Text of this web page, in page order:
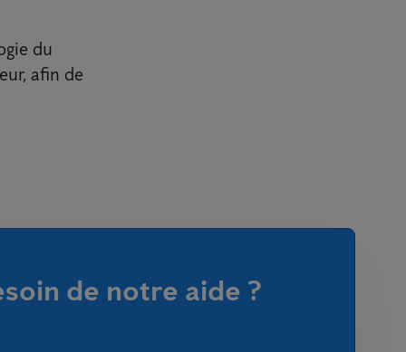
du
afin de
de notre aide ?